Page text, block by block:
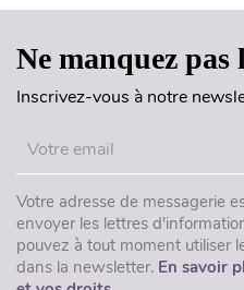
Ne manquez pas
Inscrivez-vous à notre
Votre adresse de messagerie
envoyer les lettres
pouvez à tout moment utiliser
dans la newsletter. En savoir